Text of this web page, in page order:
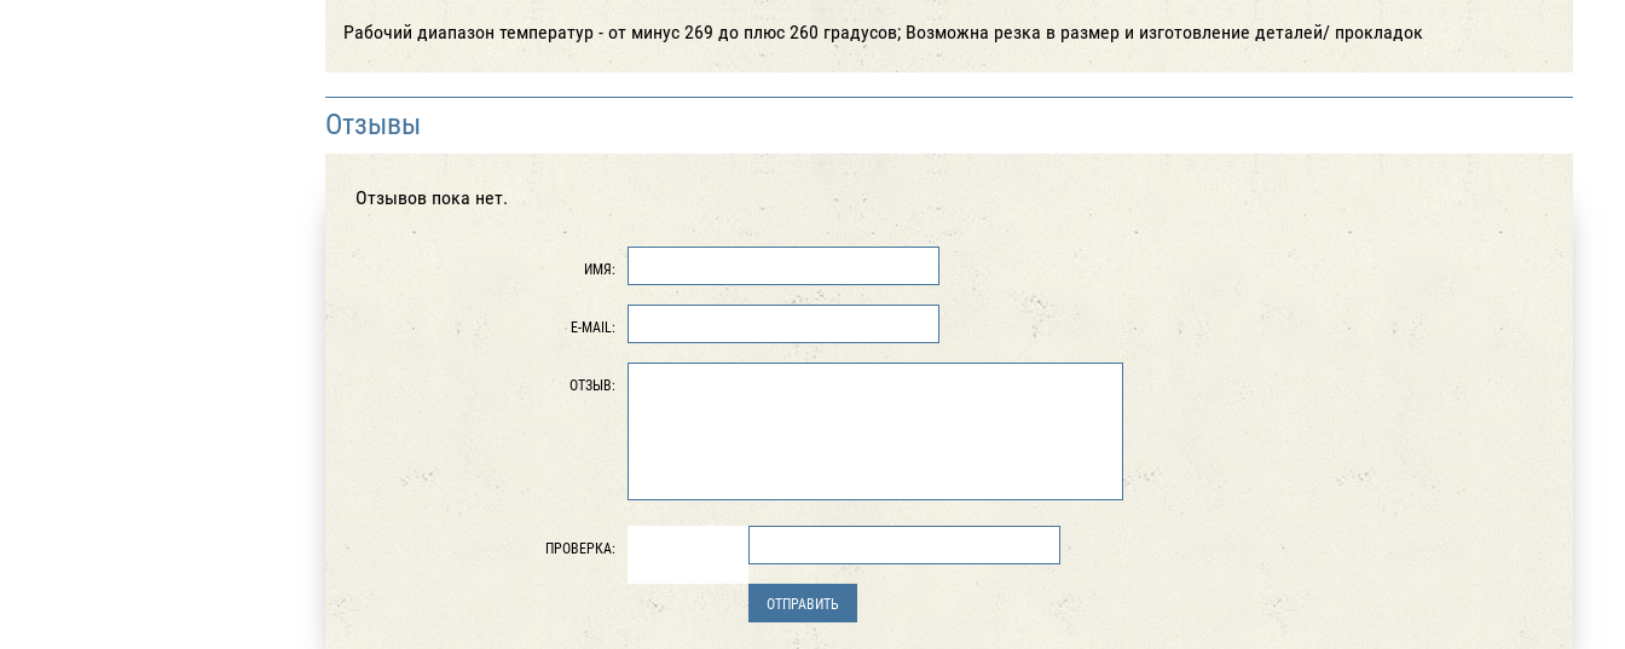
Рабочий диапазон температур - от минус 269 до плюс 260 градусов; Возможна резка в размер и изготовление деталей/ прокладок
Отзывы
Отзывов пока нет.
ИМЯ:
E-MAIL:
ОТЗЫВ:
ПРОВЕРКА: